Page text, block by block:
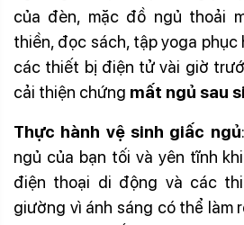
của đèn, mặc đồ ngủ thoải
thiền, đọc sách, tập yoga phục
các thiết bị điện tử vài giờ
cải thiện chứng mất ngủ sau
Thực hành vệ sinh giấc ngủ
ngủ của bạn tối và yên tĩnh
điện thoại di động và các
giường vì ánh sáng có thể làm